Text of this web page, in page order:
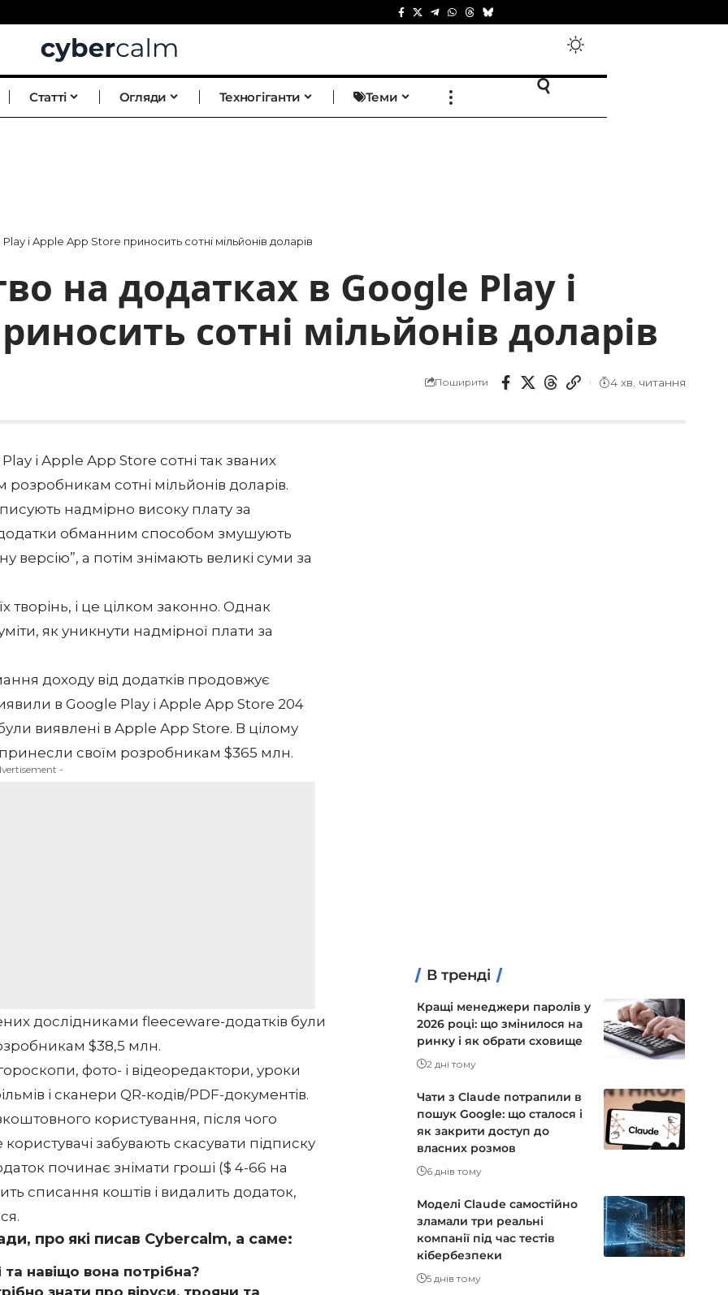
Статті Огляди Техногіганти Теми
і Apple App Store приносить сотні мільйонів доларів
на додатках в Google Play і
сотні мільйонів доларів
Поширити 4 хв. читання
і Apple App Store сотні так званих
сотні мільйонів доларів.
надмірно високу плату за
обманним способом змушують
версію”, а потім знімають великі суми за
і це цілком законно. Однак
як уникнути надмірної плати за
доходу від додатків продовжує
в Google Play і Apple App Store 204
виявлені в Apple App Store. В цілому
своїм розробникам $365 млн.
-
дослідниками fleeceware-додатків були
$38,5 млн.
фото- і відеоредактори, уроки
і сканери QR-кодів/PDF-документів.
користування, після чого
забувають скасувати підписку
починає знімати гроші ($ 4-66 на
списання коштів і видалить додаток,
про які писав Cybercalm, а саме:
навіщо вона потрібна?
знати про віруси, трояни та
В тренді
Кращі менеджери паролів у
2026 році: що змінилося на
ринку і як обрати сховище
2 дні тому
Чати з Claude потрапили в
пошук Google: що сталося і
як закрити доступ до
власних розмов
6 днів тому
Моделі Claude самостійно
зламали три реальні
компанії під час тестів
кібербезпеки
5 днів тому